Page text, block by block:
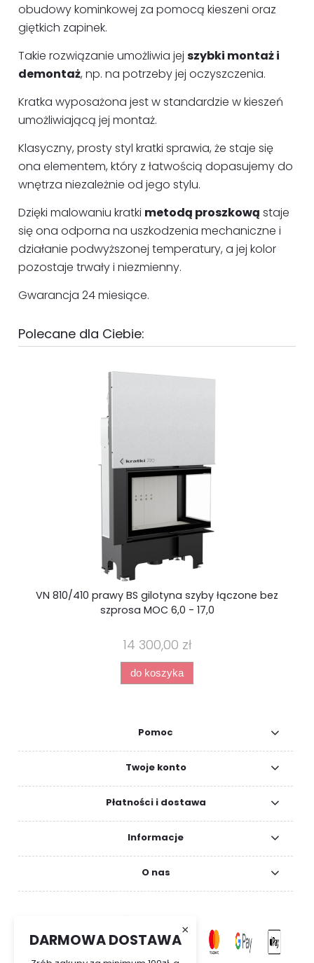
obudowy kominkowej za pomocą kieszeni oraz
giętkich zapinek.
Takie rozwiązanie umożliwia jej szybki montaż i
demontaż, np. na potrzeby jej oczyszczenia.
Kratka wyposażona jest w standardzie w kieszeń
umożliwiającą jej montaż.
Klasyczny, prosty styl kratki sprawia, że staje się
ona elementem, który z łatwością dopasujemy do
wnętrza niezależnie od jego stylu.
Dzięki malowaniu kratki metodą proszkową staje
się ona odporna na uszkodzenia mechaniczne i
działanie podwyższonej temperatury, a jej kolor
pozostaje trwały i niezmienny.
Gwarancja 24 miesiące.
Polecane dla Ciebie:
VN 810/410 prawy BS gilotyna szyby łączone bez
szprosa MOC 6,0 - 17,0
14 300,00 zł
do koszyka
×
DARMOWA DOSTAWA
Pomoc
Twoje konto
Płatności i dostawa
Informacje
O nas